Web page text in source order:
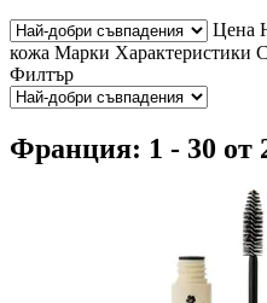
Цена
кожа Марки Характеристики
Филтър
Франция: 1 - 30 от